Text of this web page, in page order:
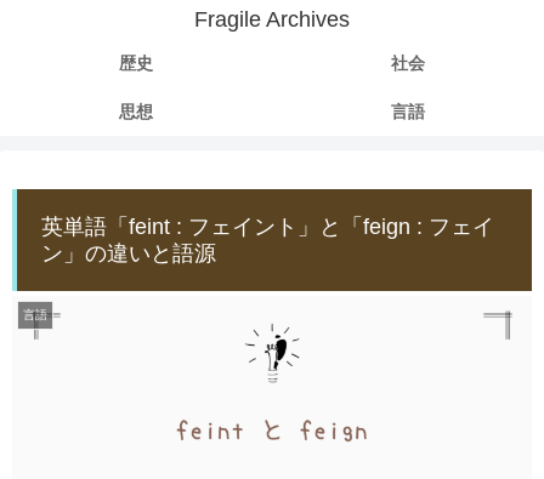
Fragile Archives
歴史 社会
思想 言語
英単語「feint : フェイント」と「feign : フェイ
ン」の違いと語源
言語